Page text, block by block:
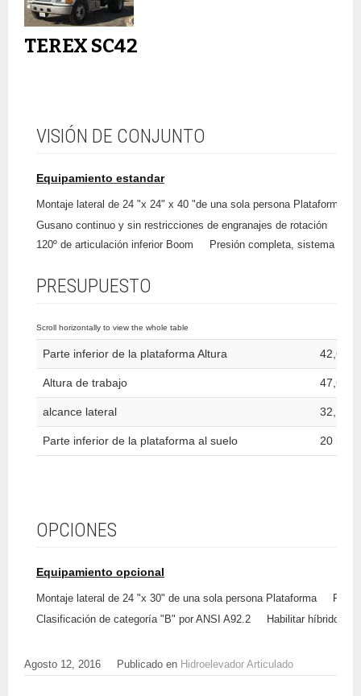
TEREX SC42
VISIÓN DE CONJUNTO
Equipamiento estandar
Montaje lateral de 24 "x 24" x 40 "de una sola persona Plataforma
Gusano continuo y sin restricciones de engranajes de rotación
120º de articulación inferior Boom
Presión completa, sistema
PRESUPUESTO
Parte inferior de la plataforma Altura 42,6
Altura de trabajo 47,6
alcance lateral 32,1
Parte inferior de la plataforma al suelo 20
OPCIONES
Equipamiento opcional
Montaje lateral de 24 "x 30" de una sola persona Plataforma
Clasificación de categoría "B" por ANSI A92.2
Habilitar híbrido
Agosto 12, 2016 Publicado en Hidroelevador Articulado